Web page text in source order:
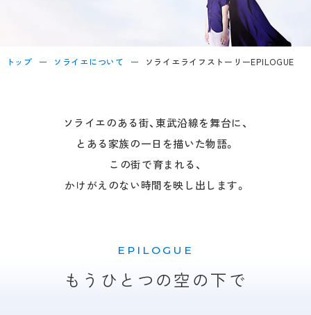
トップ ソライエについて ソライエライフストーリーEPILOGUE
ソライエのある街、東武沿線を舞台に、
とある家族の一日を描いた物語。
この街で育まれる、
かけがえのない時間を映し出します。
EPILOGUE
もうひとつの空の下で